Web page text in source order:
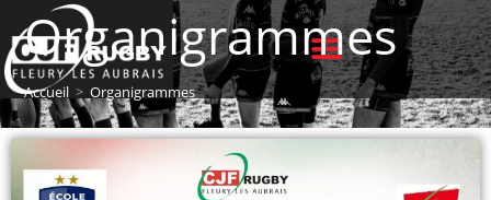
Organigrammes
Accueil > Organigrammes